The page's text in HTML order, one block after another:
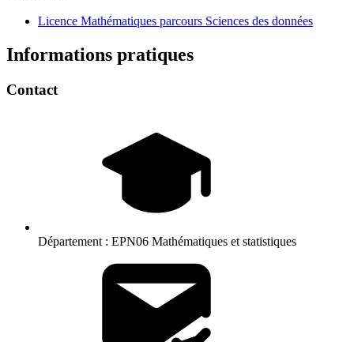
Licence Mathématiques parcours Sciences des données
Informations pratiques
Contact
Département : EPN06 Mathématiques et statistiques